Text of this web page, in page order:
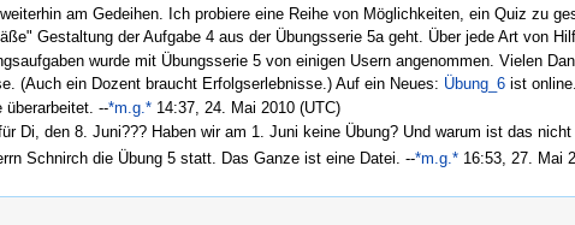
am Gedeihen. Ich probiere eine Reihe von Möglichkeiten, ein Quiz zu
Gestaltung der Aufgabe 4 aus der Übungsserie 5a geht. Über jede Art von
wurde mit Übungsserie 5 von einigen Usern angenommen. Vielen
(Auch ein Dozent braucht Erfolgserlebnisse.) Auf ein Neues: Übung_6 ist
überarbeitet. --*m.g.* 14:37, 24. Mai 2010 (UTC)
Di, den 8. Juni??? Haben wir am 1. Juni keine Übung? Und warum ist das
Schnirch die Übung 5 statt. Das Ganze ist eine Datei. --*m.g.*16:53, 27. Mai